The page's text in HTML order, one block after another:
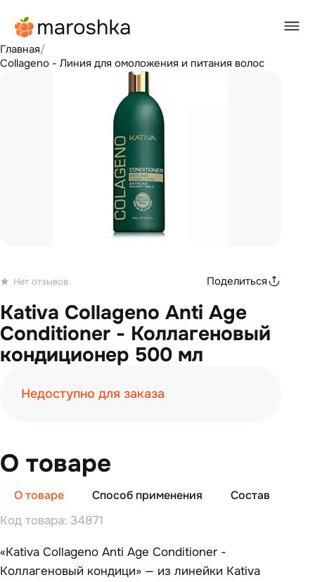
Главная/
Collageno - Линия для омоложения и питания волос
Нет отзывов Поделиться
Kativa Collageno Anti Age
Conditioner - Коллагеновый
кондиционер 500 мл
Недоступно для заказа
О товаре
О товаре Способ применения Состав
Код товара: 34871
«Kativa Collageno Anti Age Conditioner -
Коллагеновый кондици» — из линейки Kativa